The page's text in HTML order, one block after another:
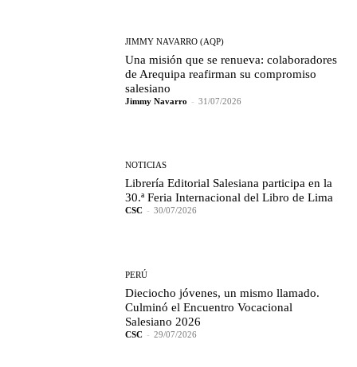
JIMMY NAVARRO (AQP)
Una misión que se renueva: colaboradores
de Arequipa reafirman su compromiso
salesiano
Jimmy Navarro - 31/07/2026
NOTICIAS
Librería Editorial Salesiana participa en la
30.ª Feria Internacional del Libro de Lima
CSC - 30/07/2026
PERÚ
Dieciocho jóvenes, un mismo llamado.
Culminó el Encuentro Vocacional
Salesiano 2026
CSC - 29/07/2026